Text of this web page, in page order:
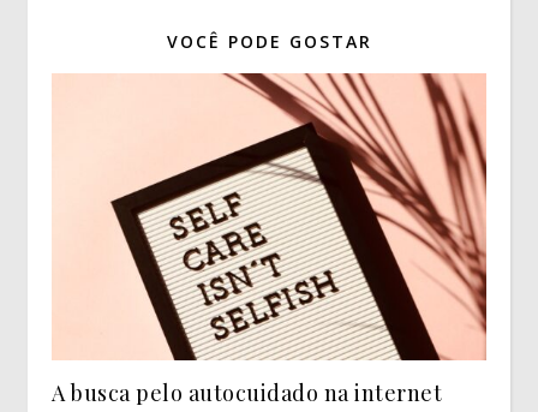
VOCÊ PODE GOSTAR
A busca pelo autocuidado na internet